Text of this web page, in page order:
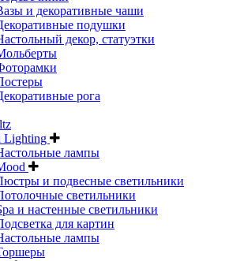
и декоративные чаши
подушки
декор, статуэтки
рога
Lighting
лампы
и подвесные светильники
светильники
и настенные светильники
для картин
лампы